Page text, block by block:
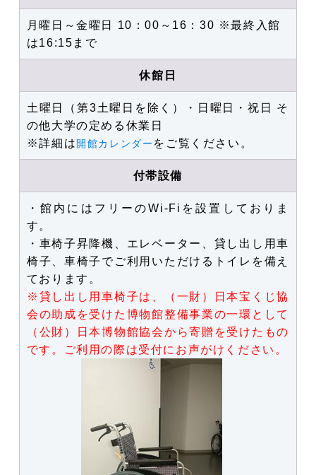
月曜日～金曜日 10：00～16：30 ※最終入館
は16:15まで
休館日
土曜 日 （第3土曜 日 を除く）・日曜 日 ・祝 日
そ
の他大学の定める休業日
※詳細は開館カレンダー をご覧ください。
付帯設備
・館内にはフリーのWi-Fiを設置しておりま
す。
・車椅子昇降機、エレベーター、貸し出し用車
椅子、車椅子でご利用いただけるトイレを備え
ております。
※貸し出し用車椅子は、（一財）日本宝くじ協
会の助成を受けた博物館整備事業の一環として
（公財）日本博物館協会から寄贈を受けたもの
です。ご利用の際は受付にお声がけください。